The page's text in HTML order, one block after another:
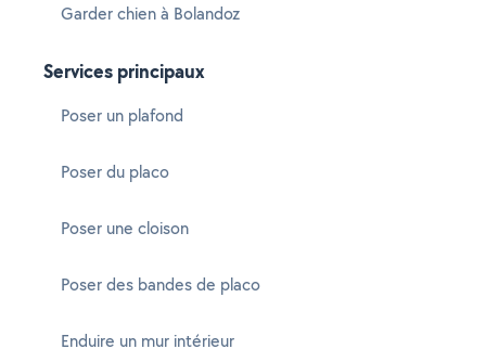
Garder chien à Bolandoz
Services principaux
Poser un plafond
Poser du placo
Poser une cloison
Poser des bandes de placo
Enduire un mur intérieur